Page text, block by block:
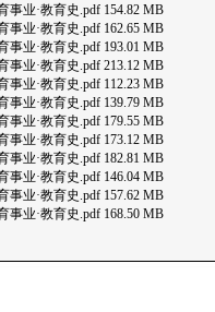
·教育史.pdf 154.82 MB
·教育史.pdf 162.65 MB
·教育史.pdf 193.01 MB
·教育史.pdf 213.12 MB
·教育史.pdf 112.23 MB
·教育史.pdf 139.79 MB
·教育史.pdf 179.55 MB
·教育史.pdf 173.12 MB
·教育史.pdf 182.81 MB
·教育史.pdf 146.04 MB
·教育史.pdf 157.62 MB
·教育史.pdf 168.50 MB